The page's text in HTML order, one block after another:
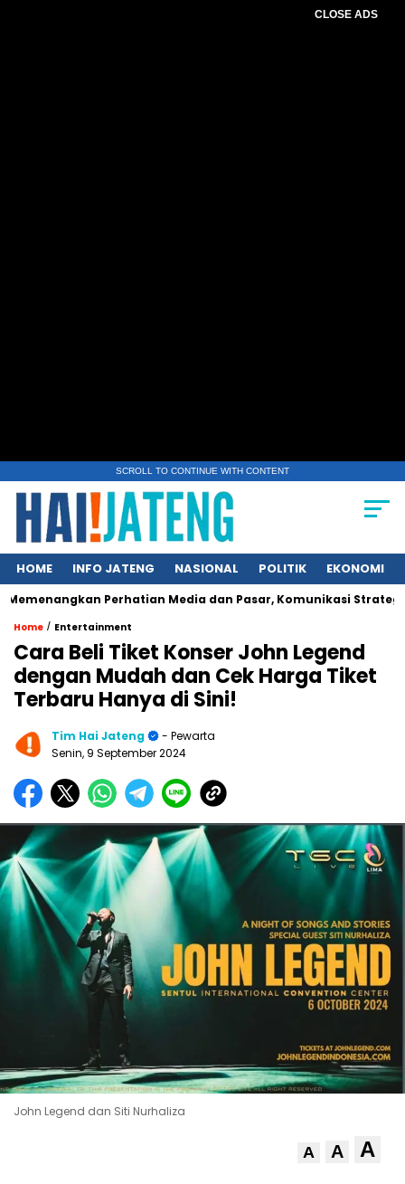
CLOSE ADS
SCROLL TO CONTINUE WITH CONTENT
HOME INFO JATENG NASIONAL POLITIK EKONOMI
Perhatian Media dan Pasar, Komunikasi Strategis
Home / Entertainment
Cara Beli Tiket Konser John Legend
dengan Mudah dan Cek Harga Tiket
Terbaru Hanya di Sini!
Tim Hai Jateng
- Pewarta
Senin, 9 September 2024
John Legend dan Siti Nurhaliza
A A A